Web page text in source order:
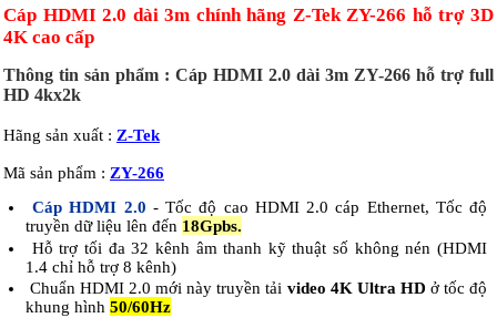
Cáp HDMI 2.0 dài 3m chính hãng Z-Tek ZY-266 hỗ trợ 3D
4K cao cấp
Thông tin sản phẩm : Cáp HDMI 2.0 dài 3m ZY-266 hỗ trợ full
HD 4kx2k
Hãng sản xuất : Z-Tek
Mã sản phẩm : ZY-266
Cáp HDMI 2.0 - Tốc độ cao HDMI 2.0 cáp Ethernet, Tốc độ
truyền dữ liệu lên đến 18Gpbs.
Hỗ trợ tối đa 32 kênh âm thanh kỹ thuật số không nén (HDMI
1.4 chỉ hỗ trợ 8 kênh)
Chuẩn HDMI 2.0 mới này truyền tải video 4K Ultra HD ở tốc độ
khung hình 50/60Hz